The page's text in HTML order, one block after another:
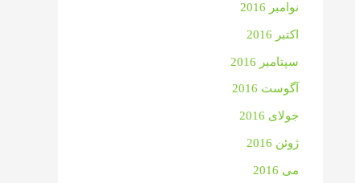
نوامبر 2016
اکتبر 2016
سپتامبر 2016
آگوست 2016
جولای 2016
ژوئن 2016
می 2016